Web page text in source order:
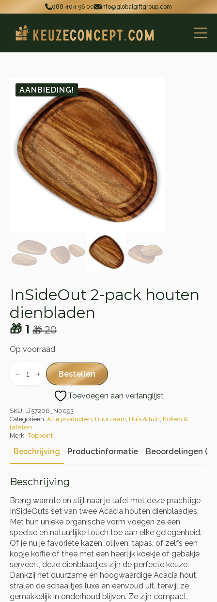
088 404 96 00 info@globalgiftgroup.com
AANBIEDING!
InSideOut 2-pack houten
dienbladen
🎁20
Oorspronkelijke
prijs
🎁 20.
🎁 1
Huidige
prijs
🎁 1.
Op voorraad
2-
Bestellen
Toevoegen aan verlanglijst
SKU: LT57206_N0093
Categorieën: Alle producten, Duurzaam, Huis & tuin, Koken &
tafelen
Merk: Toppoint
Beschrijving Productinformatie Beoordelingen (0)
Beschrijving
Breng warmte en stijl naar je tafel met deze prachtige
InSideOuts set van twee Acacia houten dienblaadjes.
Met hun unieke organische vorm voegen ze een
speelse en natuurlijke touch toe aan elke gelegenheid.
Of je nu je favoriete kazen, olijven, tapas, of zelfs een
kopje koffie of thee met een heerlijk koekje of gebakje
serveert, deze dienblaadjes zijn de perfecte keuze.
Dankzij het duurzame en hoogwaardige Acacia hout,
stralen de schaaltjes luxe en eenvoud uit, terwijl ze
gemakkelijk in onderhoud blijven. Ze zijn compact,